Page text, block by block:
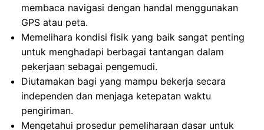
membaca navigasi dengan handal menggunakan
GPS atau peta.
Memelihara kondisi fisik yang baik sangat penting
untuk menghadapi berbagai tantangan dalam
pekerjaan sebagai pengemudi.
Diutamakan bagi yang mampu bekerja secara
independen dan menjaga ketepatan waktu
pengiriman.
Mengetahui prosedur pemeliharaan dasar untuk